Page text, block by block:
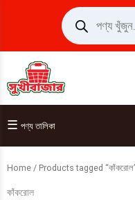
Products
search
☰ পণ্য তালিকা
Home / Products tagged
কাঁকরোল